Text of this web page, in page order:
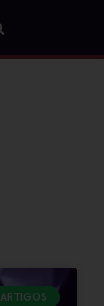
ARTIGOS